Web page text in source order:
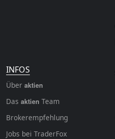
INFOS
Über aktien
Das aktien Team
Brokerempfehlung
Jobs bei TraderFox